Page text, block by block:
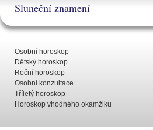
Sluneční znamení
Osobní horoskop
Dětský horoskop
Roční horoskop
Osobní konzultace
Tříletý horoskop
Horoskop vhodného okamžiku